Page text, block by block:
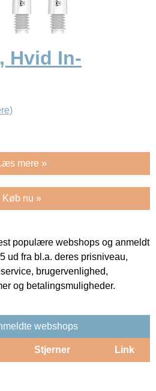
Hvid In-
mere »
Køb nu »
populære webshops og anmeldt
ud fra bl.a. deres prisniveau,
brugervenlighed,
og betalingsmuligheder.
webshops
Stjerner Link